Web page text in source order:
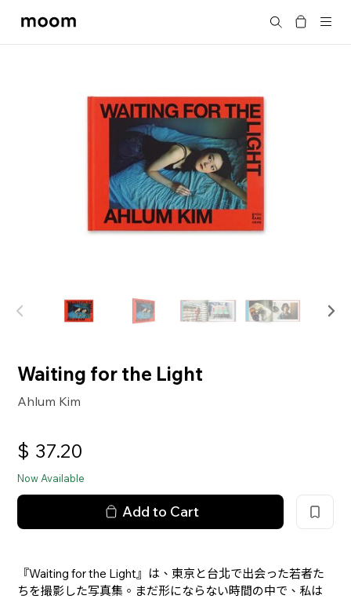
moom
Search
Waiting for the Light
Ahlum Kim
$ 37.20
Now Available
Add to Cart
『Waiting for the Light』は、東京と台北で出会った若者た
ちを撮影した写真集。まだ形にならない時間の中で、私は